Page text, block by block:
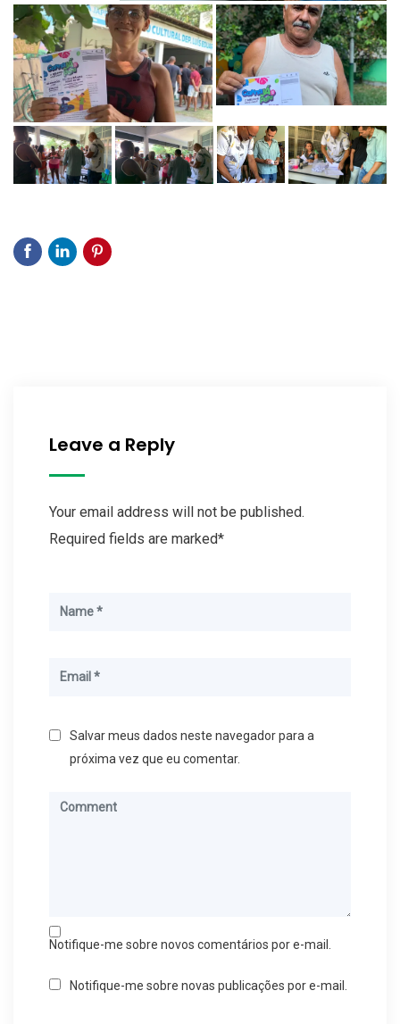
Leave a Reply
Your email address will not be published.
Required fields are marked*
Salvar meus dados neste navegador para a
próxima vez que eu comentar.
Notifique-me sobre novos comentários por e-mail.
Notifique-me sobre novas publicações por e-mail.